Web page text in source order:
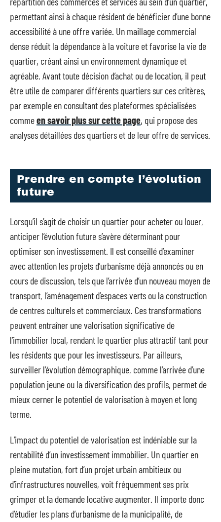
permettant ainsi à chaque résident de bénéficier d’une bonne
accessibilité à une offre variée. Un maillage commercial
dense réduit la dépendance à la voiture et favorise la vie de
quartier, créant ainsi un environnement dynamique et
agréable. Avant toute décision d’achat ou de location, il peut
être utile de comparer différents quartiers sur ces critères,
par exemple en consultant des plateformes spécialisées
commeen savoir plus sur cette page, qui propose des
analyses détaillées des quartiers et de leur offre de services.
Prendre en compte l’évolution
future
Lorsqu’il s’agit de choisir un quartier pour acheter ou louer,
anticiper l’évolution future s’avère déterminant pour
optimiser son investissement. Il est conseillé d’examiner
avec attention les projets d’urbanisme déjà annoncés ou en
cours de discussion, tels que l’arrivée d’un nouveau moyen de
transport, l’aménagement d’espaces verts ou la construction
de centres culturels et commerciaux. Ces transformations
peuvent entraîner une valorisation significative de
l’immobilier local, rendant le quartier plus attractif tant pour
les résidents que pour les investisseurs. Par ailleurs,
surveiller l’évolution démographique, comme l’arrivée d’une
population jeune ou la diversification des profils, permet de
mieux cerner le potentiel de valorisation à moyen et long
terme.
L’impact du potentiel de valorisation est indéniable sur la
rentabilité d’un investissement immobilier. Un quartier en
pleine mutation, fort d’un projet urbain ambitieux ou
d’infrastructures nouvelles, voit fréquemment ses prix
grimper et la demande locative augmenter. Il importe donc
d’étudier les plans d’urbanisme de la municipalité, de